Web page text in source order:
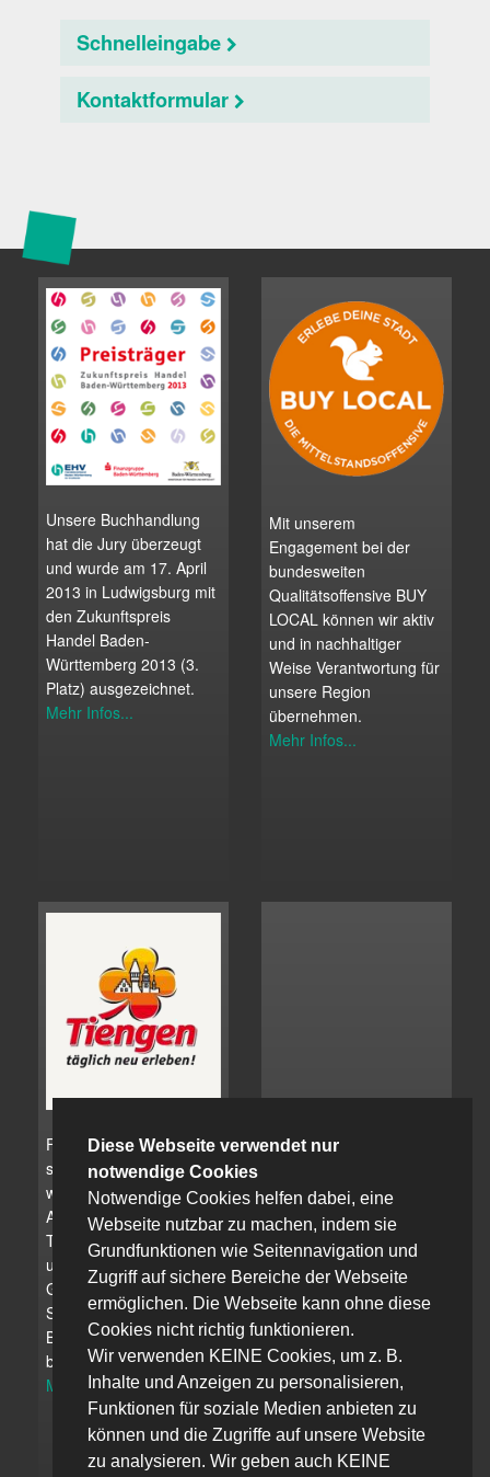
Diese Webseite verwendet nur
notwendige Cookies
Notwendige Cookies helfen dabei, eine
Webseite nutzbar zu machen, indem sie
Grundfunktionen wie Seitennavigation und
Zugriff auf sichere Bereiche der Webseite
ermöglichen. Die Webseite kann ohne diese
Cookies nicht richtig funktionieren.
Wir verwenden KEINE Cookies, um z. B.
Inhalte und Anzeigen zu personalisieren,
Funktionen für soziale Medien anbieten zu
können und die Zugriffe auf unsere Website
zu analysieren. Wir geben auch KEINE
Schnelleingabe
Kontaktformular
Unsere Buchhandlung
hat die Jury überzeugt
und wurde am 17. April
2013 in Ludwigsburg mit
den Zukunftspreis
Handel Baden-
Württemberg 2013 (3.
Platz) ausgezeichnet.
Mehr Infos...
Mit unserem
Engagement bei der
bundesweiten
Qualitätsoffensive BUY
LOCAL können wir aktiv
und in nachhaltiger
Weise Verantwortung für
unsere Region
übernehmen.
Mehr Infos...
Für uns ist es
selbstverständlich, dass
wir Mitglied in der
Aktionsgemeinschaft
Tiengen e.V. sind und
uns dadurch aktiv an der
Gestaltung des
Stadtbildes und der
Belebung der Innenstad
beteiligen.
Mehr Infos...